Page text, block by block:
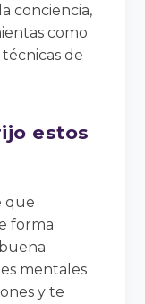
conciencia,
como
de
estos
que
forma
mentales
y te